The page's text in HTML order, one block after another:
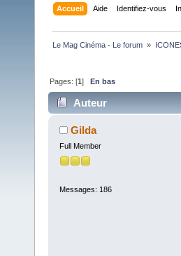
Accueil Aide Identifiez-vous
Le Mag Cinéma - Le forum »
Pages: [1]En bas
Auteur
Gilda
Full Member
Messages: 186